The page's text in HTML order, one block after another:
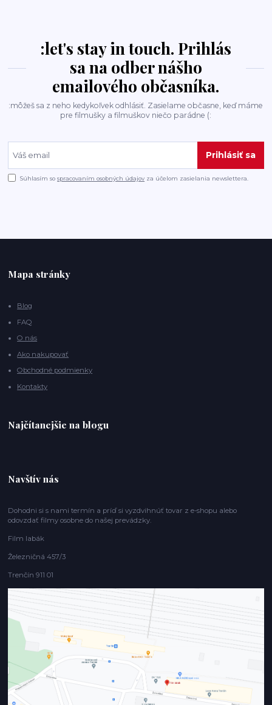
:let's stay in touch. Prihlás
sa na odber nášho
emailového občasníka.
:môžeš sa z neho kedykoľvek odhlásiť. Zasielame občasne, keď máme
pre filmušky a filmuškov niečo parádne (:
Prihlásiť sa
Súhlasím sospracovaním osobných údajov za účelom zasielania newslettera.
Mapa stránky
Blog
FAQ
O nás
Ako nakupovať
Obchodné podmienky
Kontakty
Najčítanejšie na blogu
Navštív nás
Dohodni si s nami termín a príď si vyzdvihnúť tovar z e-shopu alebo
odovzdať filmy osobne do našej prevádzky.
Film labák
Železničná 457/3
Trenčín 911 01